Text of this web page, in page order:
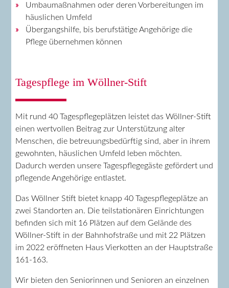
Umbaumaßnahmen oder deren Vorbereitungen im
häuslichen Umfeld
Übergangshilfe, bis berufstätige Angehörige die
Pflege übernehmen können
Tagespflege im Wöllner-Stift
Mit rund 40 Tagespflegeplätzen leistet das Wöllner-Stift
einen wertvollen Beitrag zur Unterstützung alter
Menschen, die betreuungsbedürftig sind, aber in ihrem
gewohnten, häuslichen Umfeld leben möchten.
Dadurch werden unsere Tagespflegegäste gefördert und
pflegende Angehörige entlastet.
Das Wöllner Stift bietet knapp 40 Tagespflegeplätze an
zwei Standorten an. Die teilstationären Einrichtungen
befinden sich mit 16 Plätzen auf dem Gelände des
Wöllner-Stift in der Bahnhofstraße und mit 22 Plätzen
im 2022 eröffneten Haus Vierkotten an der Hauptstraße
161-163.
Wir bieten den Seniorinnen und Senioren an einzelnen